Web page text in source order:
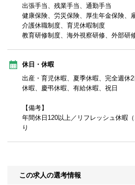
出張手当、残業手当、通勤手当
健康保険、労災保険、厚生年金保険、
介護休職制度、育児休暇制度
教育研修制度、海外視察研修、外部研
休日・休暇
出産・育児休暇、夏季休暇、完全週休
休暇、慶弔休暇、有給休暇、祝日
【備考】
年間休日120以上／リフレッシュ休暇
り
この求人の選考情報